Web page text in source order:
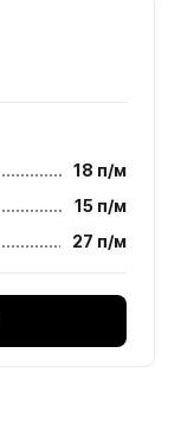
18 п/м
15 п/м
27 п/м